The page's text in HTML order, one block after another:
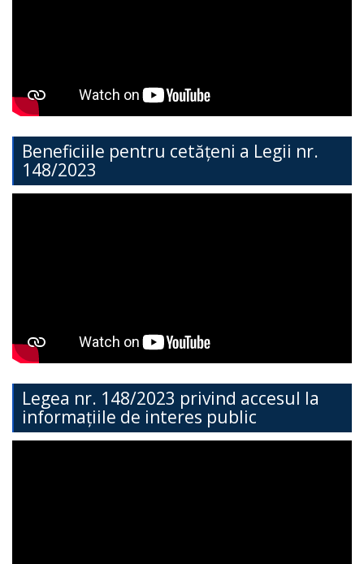
Cimișlia
Direcția
Economie,
Dezvoltare
Teritorială
Secția
Beneficiile pentru cetățeni a Legii nr.
148/2023
Legea nr. 148/2023 privind accesul la
informațiile de interes public